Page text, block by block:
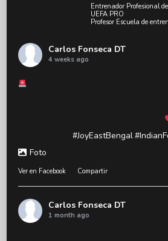
Entrenador Profesional
UEFA PRO
Profesor Escuela de
Carlos Fonseca DT
4 weeks ago
#JoyEastBengal
Foto
Ver en Facebook Compartir
Carlos Fonseca DT
1 month ago